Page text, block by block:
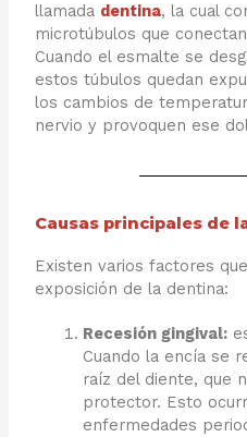
llamada dentina, la cual
microtúbulos que
Cuando el esmalte se
estos túbulos quedan
los cambios de
nervio y provoquen ese
Causas principales de
Existen varios factores
exposición de la dentina:
Recesión gingival:
Cuando la encía se
raíz del diente, que
protector. Esto
enfermedades